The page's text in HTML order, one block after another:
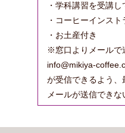
・学科講習を受講
・コーヒーインス
・お土産付き
※窓口よりメールで
info@mikiya-
が受信できるよう
メールが送信でき